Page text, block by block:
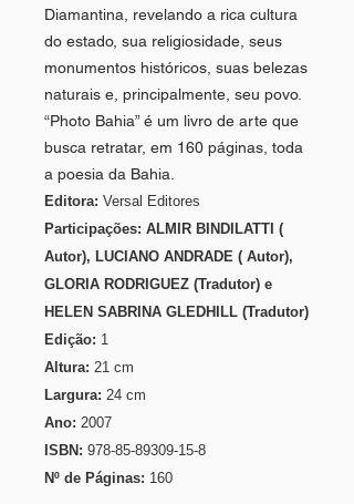
Diamantina, revelando a rica cultura
do estado, sua religiosidade, seus
monumentos históricos, suas belezas
naturais e, principalmente, seu povo.
“Photo Bahia” é um livro de arte que
busca retratar, em 160 páginas, toda
a poesia da Bahia.
Editora: Versal Editores
Participações: ALMIR BINDILATTI (
Autor), LUCIANO ANDRADE ( Autor),
GLORIA RODRIGUEZ (Tradutor) e
HELEN SABRINA GLEDHILL (Tradutor)
Edição: 1
Altura: 21 cm
Largura: 24 cm
Ano: 2007
ISBN: 978-85-89309-15-8
Nº de Páginas: 160